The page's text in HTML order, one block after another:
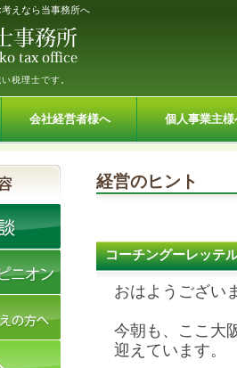
えなら当事務所へ
税理士です。
会社経営者様へ 個人事業主様
経営のヒント
コーチングーレッテ
おはようござい
今朝も、ここ大
迎えています。